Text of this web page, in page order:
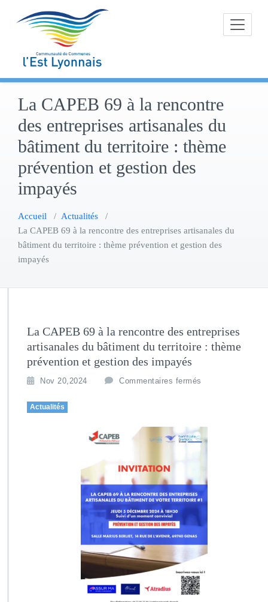
La CAPEB 69 à la rencontre
des entreprises artisanales du
bâtiment du territoire : thème
prévention et gestion des
impayés
Accueil / Actualités /
La CAPEB 69 à la rencontre des entreprises artisanales du
bâtiment du territoire : thème prévention et gestion des
impayés
La CAPEB 69 à la rencontre des entreprises
artisanales du bâtiment du territoire : thème
prévention et gestion des impayés
Nov 20,2024 Commentaires fermés
Actualités